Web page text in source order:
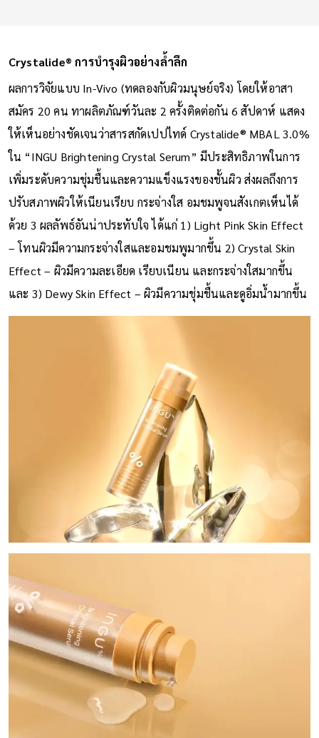
Crystalide®️ การบำรุงผิวอย่างล้ำลึก
ผลการวิจัยแบบ In-Vivo (ทดลองกับผิวมนุษย์จริง) โดยให้อาสา
สมัคร 20 คน ทาผลิตภัณฑ์วันละ 2 ครั้งติดต่อกัน 6 สัปดาห์ แสดง
ให้เห็นอย่างชัดเจนว่าสารสกัดเปปไทด์ Crystalide®️ MBAL 3.0%
ใน “INGU Brightening Crystal Serum” มีประสิทธิภาพในการ
เพิ่มระดับความชุ่มชื้นและความแข็งแรงของชั้นผิว ส่งผลถึงการ
ปรับสภาพผิวให้เนียนเรียบ กระจ่างใส อมชมพูจนสังเกตเห็นได้
ด้วย 3 ผลลัพธ์อันน่าประทับใจ ได้แก่ 1) Light Pink Skin Effect
– โทนผิวมีความกระจ่างใสและอมชมพูมากขึ้น 2) Crystal Skin
Effect – ผิวมีความละเอียด เรียบเนียน และกระจ่างใสมากขึ้น
และ 3) Dewy Skin Effect – ผิวมีความชุ่มชื้นและดูอิ่มน้ำมากขึ้น